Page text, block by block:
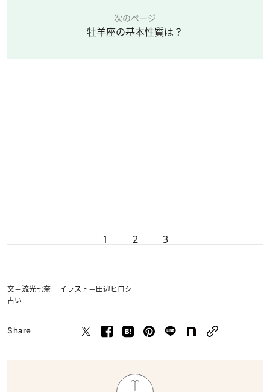
次のページ
牡羊座の基本性質は？
1 2 3
文＝流光七奈 イラスト＝田辺ヒロシ
占い
Share